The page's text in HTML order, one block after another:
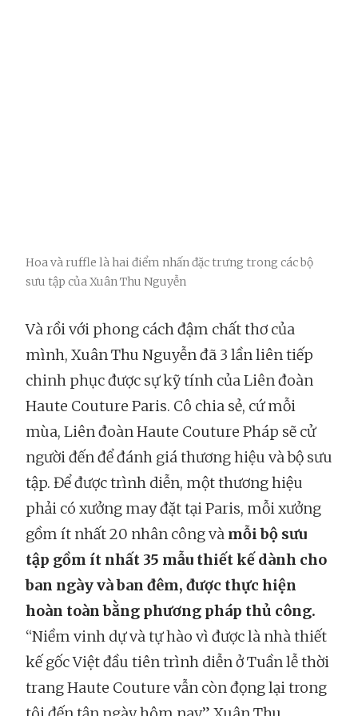
Hoa và ruffle là hai điểm nhấn đặc trưng trong các bộ
sưu tập của Xuân Thu Nguyễn
Và rồi với phong cách đậm chất thơ của
mình, Xuân Thu Nguyễn đã 3 lần liên tiếp
chinh phục được sự kỹ tính của Liên đoàn
Haute Couture Paris. Cô chia sẻ, cứ mỗi
mùa, Liên đoàn Haute Couture Pháp sẽ cử
người đến để đánh giá thương hiệu và bộ sưu
tập. Để được trình diễn, một thương hiệu
phải có xưởng may đặt tại Paris, mỗi xưởng
gồm ít nhất 20 nhân công và mỗi bộ sưu
tập gồm ít nhất 35 mẫu thiết kế dành cho
ban ngày và ban đêm, được thực hiện
hoàn toàn bằng phương pháp thủ công.
“Niềm vinh dự và tự hào vì được là nhà thiết
kế gốc Việt đầu tiên trình diễn ở Tuần lễ thời
trang Haute Couture vẫn còn đọng lại trong